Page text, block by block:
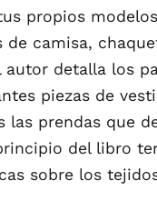
propios
camisa,
detalla los
piezas de
las prendas que
del libro
sobre los